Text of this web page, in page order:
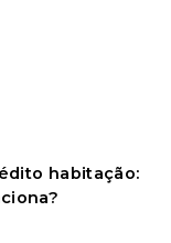
habitação: